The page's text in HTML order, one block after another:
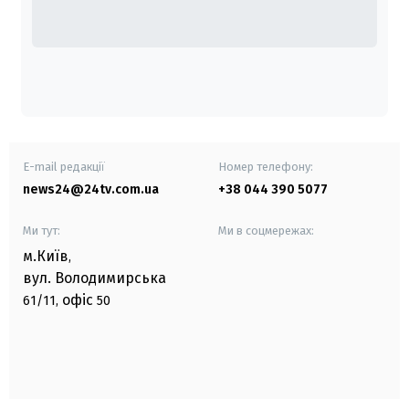
E-mail редакції
news24@24tv.com.ua
Номер телефону:
+38 044 390 5077
Ми тут:
м.Київ,
вул. Володимирська
61/11, офіс 50
Ми в соцмережах: